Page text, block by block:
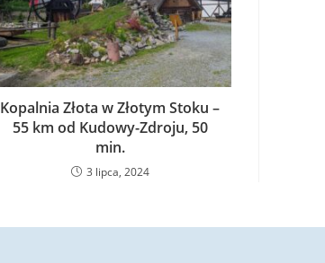
Kopalnia Złota w Złotym Stoku –
55 km od Kudowy-Zdroju, 50
min.
3 lipca, 2024